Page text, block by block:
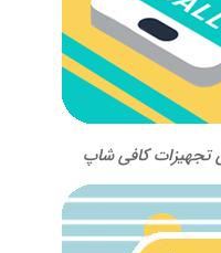
تجهیزات کافی شاپ